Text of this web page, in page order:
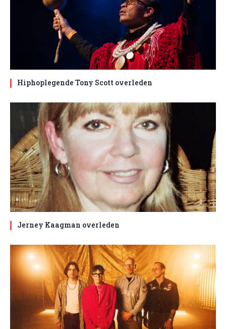
Hiphoplegende Tony Scott overleden
Jerney Kaagman overleden